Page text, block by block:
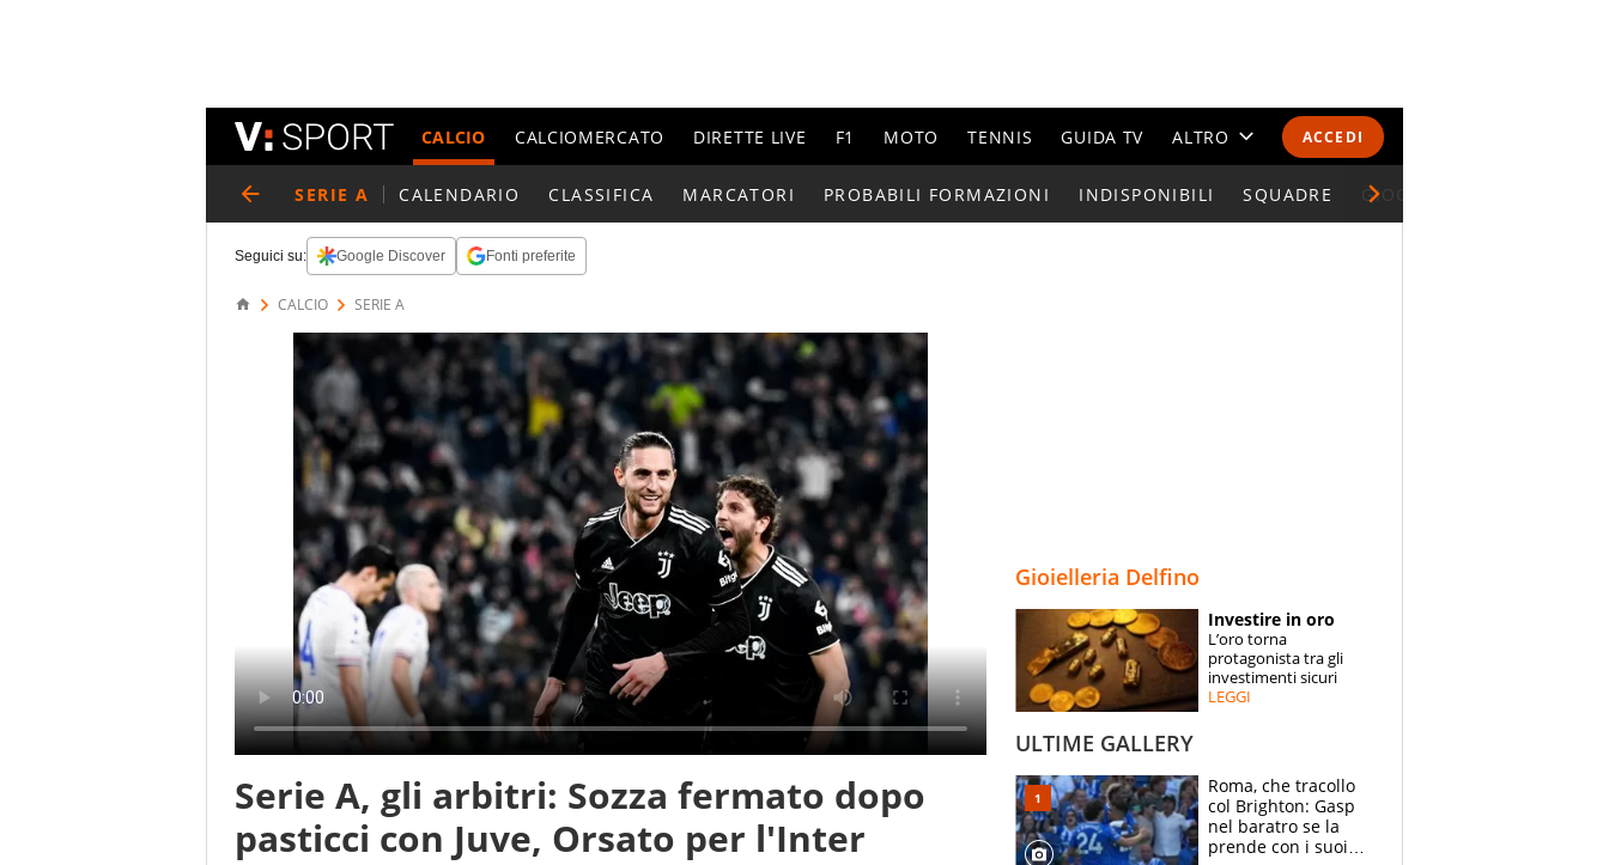
ACCEDI
CALCIO CALCIOMERCATO DIRETTE LIVE F1 MOTO TENNIS GUIDA TV ALTRO
CALENDARI E CLASSIFICHE
ESPERTI
CONTATTI
SERIE A CALENDARIO CLASSIFICA MARCATORI PROBABILI FORMAZIONI INDISPONIBILI SQUADRE GIOCATORI SERIE A
Seguici su: Google Discover Fonti preferite
CALCIO SERIE A
Serie A, gli arbitri: Sozza fermato dopo
pasticci con Juve, Orsato per l'Inter
Gioielleria Delfino
Investire in oro
L’oro torna
protagonista tra gli
investimenti sicuri
LEGGI
ULTIME GALLERY
Roma, che tracollo
col Brighton: Gasp
nel baratro se la
prende con i suoi